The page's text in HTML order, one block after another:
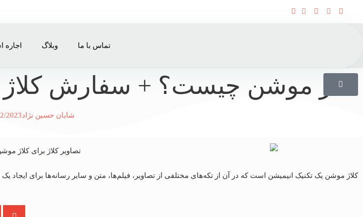
اجاره وبلاگ تماس با ما
کلاژ موشن چیست؟ + سفارش
شایان حسین نژاد2023
کلاژ موشن یک تکنیک انیمیشن است که در آن از تکه‌های مختلفی از تصاویر، فیلم‌ها، متن و سایر رسانه‌ها برای ایجاد